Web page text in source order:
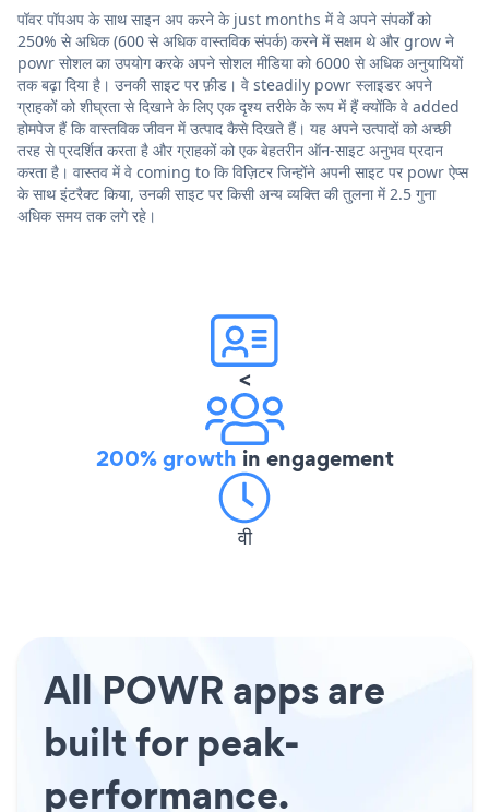
पॉवर पॉपअप के साथ साइन अप करने के just months में वे अपने संपर्कों को
250% से अधिक (600 से अधिक वास्तविक संपर्क) करने में सक्षम थे और grow ने
powr सोशल का उपयोग करके अपने सोशल मीडिया को 6000 से अधिक अनुयायियों
तक बढ़ा दिया है। उनकी साइट पर फ़ीड। वे steadily powr स्लाइडर अपने
ग्राहकों को शीघ्रता से दिखाने के लिए एक दृश्य तरीके के रूप में हैं क्योंकि वे added
होमपेज हैं कि वास्तविक जीवन में उत्पाद कैसे दिखते हैं। यह अपने उत्पादों को अच्छी
तरह से प्रदर्शित करता है और ग्राहकों को एक बेहतरीन ऑन-साइट अनुभव प्रदान
करता है। वास्तव में वे coming to कि विज़िटर जिन्होंने अपनी साइट पर powr ऐप्स
के साथ इंटरैक्ट किया, उनकी साइट पर किसी अन्य व्यक्ति की तुलना में 2.5 गुना
अधिक समय तक लगे रहे।
<
200% growth in engagement
वी
All POWR apps are
built for peak-
performance.